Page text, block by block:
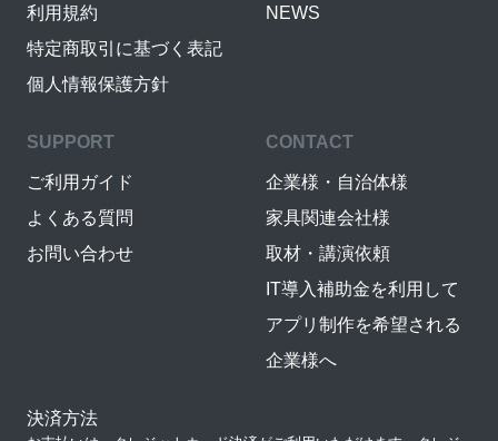
利用規約
特定商取引に基づく表記
個人情報保護方針
NEWS
SUPPORT
ご利用ガイド
よくある質問
お問い合わせ
CONTACT
企業様・自治体様
家具関連会社様
取材・講演依頼
IT導入補助金を利用して
アプリ制作を希望される
企業様へ
決済方法